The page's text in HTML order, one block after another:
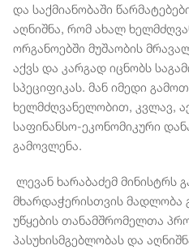
და საქმიანობაში
აღნიშნა, რომ ახალ
ორგანოებში მუშაობის
აქვს და კარგად იცნობს
სპეციფიკას. მან იმედი
ხელმძღვანელობით, კვლავ,
საფინანსო-ეკონომიკური
გამოვლენა.
ლევან ხარაბაძემ მინისტრს
მხარდაჭერისთვის მადლობა
უწყების თანამშრომელთა
პასუხისმგებლობას და